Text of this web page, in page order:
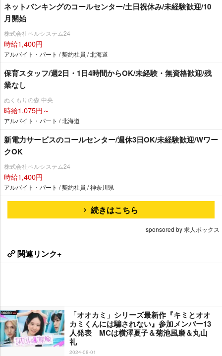
ネットバンキングのコールセンター/土日祝休み/未経験歓迎/10
月開始
株式会社ベルシステム24
時給1,400円
アルバイト・パート / 契約社員 / 北海道
保育スタッフ/週2日・1日4時間からOK/未経験・無資格歓迎/残
業なし
ぬくもりの森 中央
時給1,075円～
アルバイト・パート / 北海道
新電力サービスのコールセンター/週休3日OK/未経験歓迎/Wワー
クOK
株式会社ベルシステム24
時給1,400円
アルバイト・パート / 契約社員 / 神奈川県
続きはこちら
sponsored by 求人ボックス
関連リンク+
「オオカミ」シリーズ最新作『キミとオオ
カミくんには騙されない』参加メンバー13
人発表 MCは横澤夏子＆菊池風磨＆丸山
礼
2024-08-01